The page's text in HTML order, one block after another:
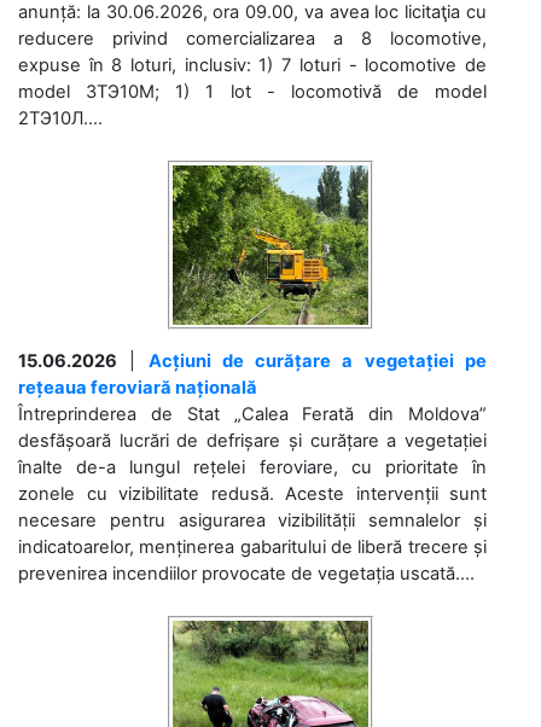
anunță: la 30.06.2026, ora 09.00, va avea loc licitaţia cu
reducere privind comercializarea a 8 locomotive,
expuse în 8 loturi, inclusiv: 1) 7 loturi - locomotive de
model 3ТЭ10М; 1) 1 lot - locomotivă de model
2ТЭ10Л....
15.06.2026
Acțiuni de curățare a vegetației pe
rețeaua feroviară națională
Întreprinderea de Stat „Calea Ferată din Moldova”
desfășoară lucrări de defrișare și curățare a vegetației
înalte de-a lungul rețelei feroviare, cu prioritate în
zonele cu vizibilitate redusă. Aceste intervenții sunt
necesare pentru asigurarea vizibilității semnalelor și
indicatoarelor, menținerea gabaritului de liberă trecere și
prevenirea incendiilor provocate de vegetația uscată....